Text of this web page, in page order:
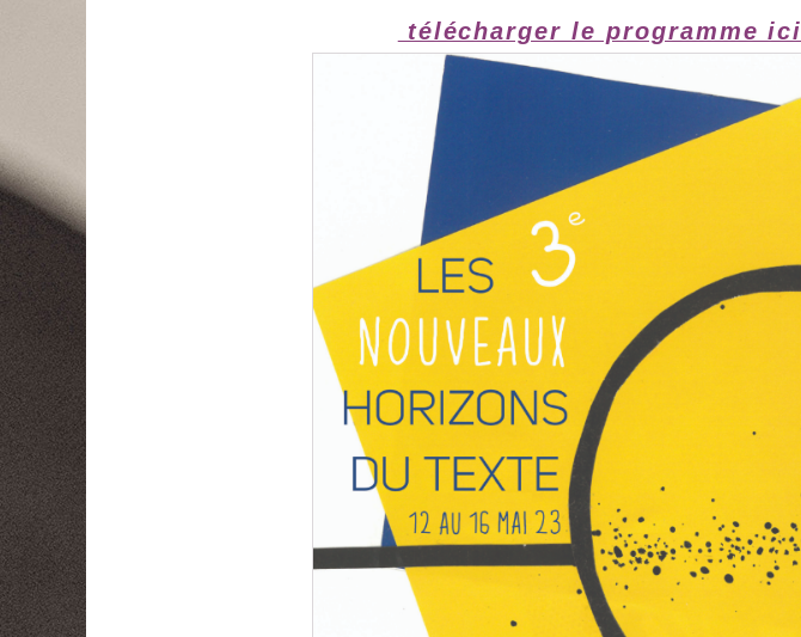
télécharger le programme ici